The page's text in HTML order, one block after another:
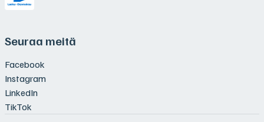
Seuraa meitä
Facebook
Instagram
LinkedIn
TikTok